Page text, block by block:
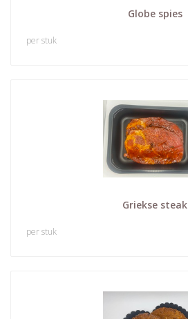
Globe spies
per stuk
Griekse steak
per stuk